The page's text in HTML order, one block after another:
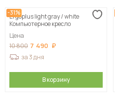
-31%
Ergoplus light gray / white
Компьютерное кресло
Цена
10 800 7 490
за 3 дня
В корзину